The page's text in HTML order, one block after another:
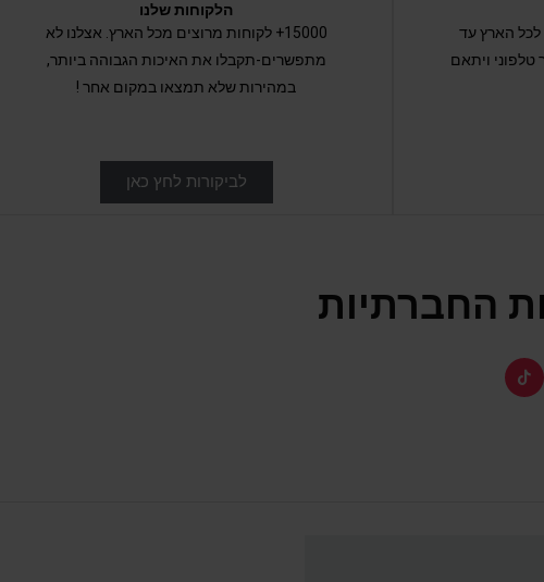
ימי עסקים לכל הארץ עד
ויתאם
הלקוחות שלנו
15000+ לקוחות מרוצים מכל הארץ. אצלנו לא
מתפשרים-תקבלו את האיכות הגבוהה ביותר,
במהירות שלא תמצאו במקום אחר !
לביקורות לחץ כאן
החברתיות